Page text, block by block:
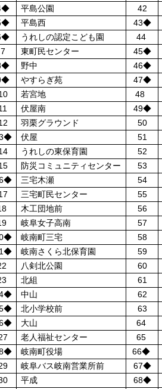
平島公園 42
平島西 43◆
うれしの認定こども園 44
7
東町民センター 45◆
野中 46◆
やすらぎ苑 47◆
若宮地 48
伏屋南 49◆
羽栗グラウンド 50
伏屋 51
うれしの東保育園 52
防災コミュニティセンター 53
三宅木瀬 54
三宅町民センター 55
木工団地前 56
岐阜女子高南 57
岐南町三宅 58
岐南さくら北保育園 59
八剣北公園 60
北組 61
中山 62
北小学校前 63
大山 64
老人福祉センター 65
岐南町役場 66◆
岐阜バス岐南営業所前 67◆
平成 68◆